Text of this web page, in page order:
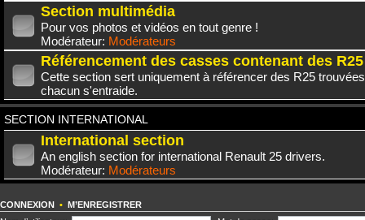
Section multimédia
Pour vos photos et vidéos en tout genre !
Modérateur: Modérateurs
Référencement des casses contenant des R25
Cette section sert uniquement à référencer des R25
chacun s'entraide.
SECTION INTERNATIONAL
International section
An english section for international Renault 25 drivers.
Modérateur: Modérateurs
CONNEXION • M’ENREGISTRER